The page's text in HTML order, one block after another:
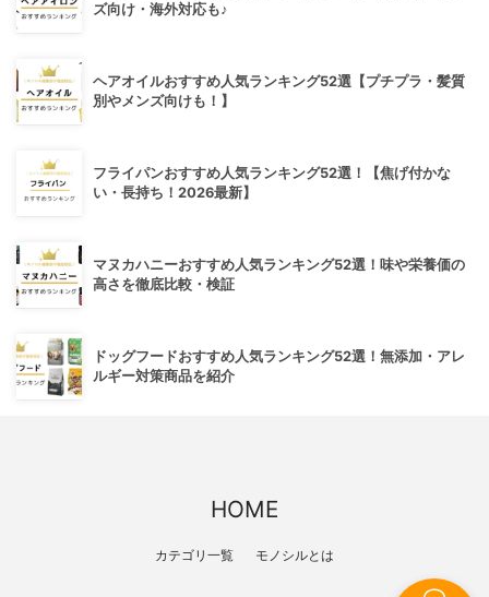
ズ向け・海外対応も♪
ヘアオイルおすすめ人気ランキング52選【プチプラ・髪質
別やメンズ向けも！】
フライパンおすすめ人気ランキング52選！【焦げ付かな
い・長持ち！2026最新】
マヌカハニーおすすめ人気ランキング52選！味や栄養価の
高さを徹底比較・検証
ドッグフードおすすめ人気ランキング52選！無添加・アレ
ルギー対策商品を紹介
HOME
カテゴリ一覧 モノシルとは